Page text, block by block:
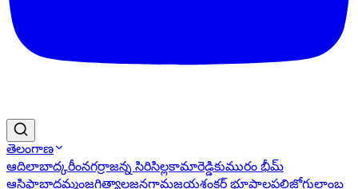
తెలంగాణ
ఆదిలాబాద్కరీంనగర్రాజన్న సిరిసిల్లకామారెడ్డికుమురం భీమ్
ఆసిఫాబాద్ఖమ్మంజగిత్యాలజనగామజయశంకర్ భూపాలపల్లిజోగులాంబ